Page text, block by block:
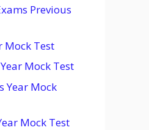
Previous
Mock Test
Year Mock Test
Year Mock
Mock Test